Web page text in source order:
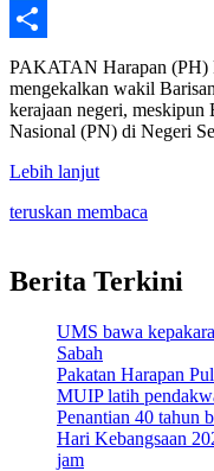
WhatsApp
Share
PAKATAN Harapan (PH)
mengekalkan wakil
kerajaan negeri, meskipun
Nasional (PN) di Negeri
Lebih lanjut
teruskan membaca
Berita Terkini
UMS bawa
Sabah
Pakatan Harapan
MUIP latih
Penantian 40 tahun
Hari Kebangsaan
jam